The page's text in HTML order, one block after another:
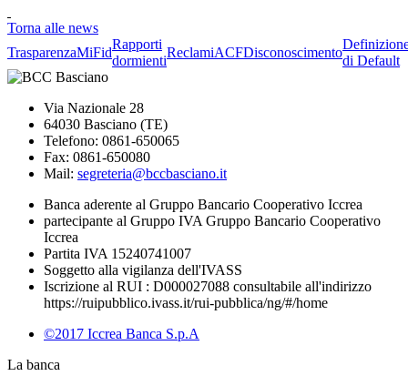
Torna alle news
TrasparenzaMiFid
Rapporti
dormienti
ReclamiACFDisconoscimento
di Default
Via Nazionale 28
64030 Basciano (TE)
Telefono: 0861-650065
Fax: 0861-650080
Mail: segreteria@bccbasciano.it
Banca aderente al Gruppo Bancario Cooperativo Iccrea
partecipante al Gruppo IVA Gruppo Bancario Cooperativo
Iccrea
Partita IVA 15240741007
Soggetto alla vigilanza dell'IVASS
Iscrizione al RUI : D000027088 consultabile all'indirizzo
https://ruipubblico.ivass.it/rui-pubblica/ng/#/home
©2017 Iccrea Banca S.p.A
La banca